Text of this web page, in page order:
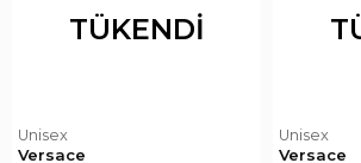
TÜKENDI
Unisex
Versace
Unisex
Versace